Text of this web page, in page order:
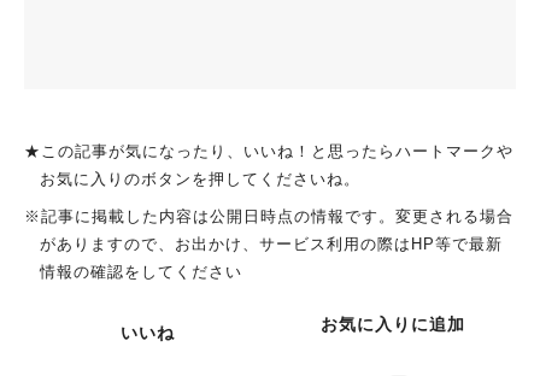
★この記事が気になったり、いいね！と思ったらハートマークや
お気に入りのボタンを押してくださいね。
※記事に掲載した内容は公開日時点の情報です。変更される場合
がありますので、お出かけ、サービス利用の際はHP等で最新
情報の確認をしてください
いいね お気に入りに追加